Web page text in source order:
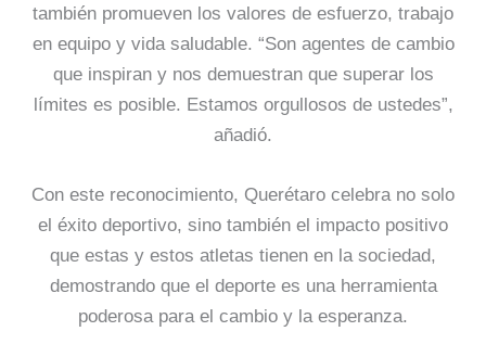
también promueven los valores de esfuerzo, trabajo
en equipo y vida saludable. “Son agentes de cambio
que inspiran y nos demuestran que superar los
límites es posible. Estamos orgullosos de ustedes”,
añadió.
Con este reconocimiento, Querétaro celebra no solo
el éxito deportivo, sino también el impacto positivo
que estas y estos atletas tienen en la sociedad,
demostrando que el deporte es una herramienta
poderosa para el cambio y la esperanza.